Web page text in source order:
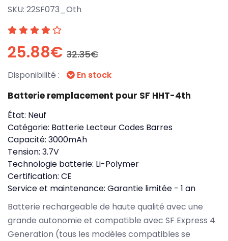
SKU: 22SF073_Oth
25.88€ 32.35€
Disponibilité : En stock
Batterie remplacement pour SF HHT-4th
État: Neuf
Catégorie: Batterie Lecteur Codes Barres
Capacité: 3000mAh
Tension: 3.7V
Technologie batterie: Li-Polymer
Certification: CE
Service et maintenance: Garantie limitée - 1 an
Batterie rechargeable de haute qualité avec une
grande autonomie et compatible avec SF Express 4
Generation (tous les modèles compatibles se